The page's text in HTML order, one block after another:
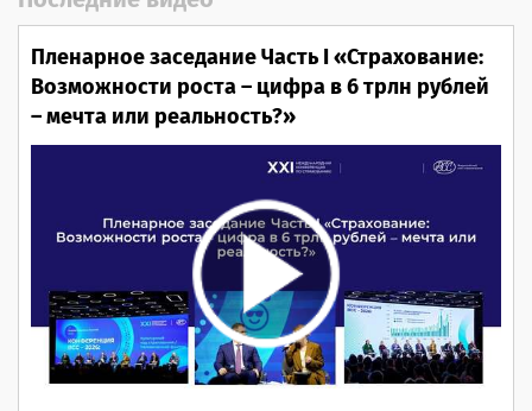
Пленарное заседание Часть I «Страхование:
Возможности роста – цифра в 6 трлн рублей
– мечта или реальность?»